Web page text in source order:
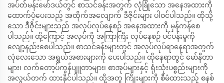
အပ်တ်မန်းမော်ဒယ်တွင် စာသင်ခန်းအတွက် လုံခြုံသော အနေအထားကို
ထောက်ပံ့ပေးသည့် အထိုက်အလျောက် ဒီဇိုင်းများ ပါဝင်ပါသည်။ ထိုသို့
သော ဒီဇိုင်းများသည် အလုပ်လုပ်နေစဉ် အနေအထားကို မှန်ကန်စေ
ပါသည်။ ထို့ကြောင့် အလုပ်ကို အကြာကြီး လုပ်နေစဉ် ပင်ပန်းမှုကို
လျော့နည်းစေပါသည်။ စာသင်ခန်းများတွင် အလုပ်လုပ်ရာနေရာအတွက်
လုံလေးသော အရွယ်အစားများကို ပေးပါသည်။ ထိုနေရာတွင် မော်နီတာ
များ၊ လက်တော့ပ်ကွန်ပျူတာများ၊ စာအုပ်များနှင့် ရုံးသုံးပစ္စည်းများကို
အလွယ်တက် ထားနိုင်ပါသည်။ ထို့အတူ ကြိုးများကို စီမံထားသည့် စနစ်